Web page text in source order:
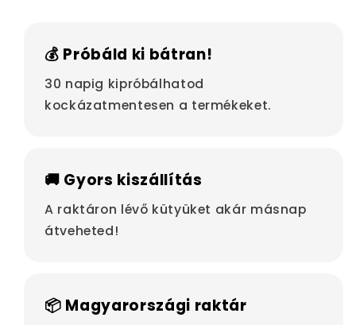
💰 Próbáld ki bátran!
30 napig kipróbálhatod
kockázatmentesen a termékeket.
🚚 Gyors kiszállítás
A raktáron lévő kütyüket akár másnap
átveheted!
📦 Magyarországi raktár